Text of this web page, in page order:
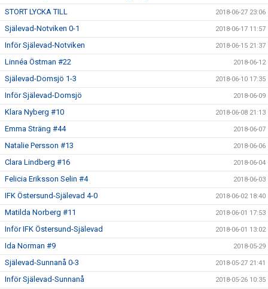
STORT LYCKA TILL 2018-06-27 23:06
Själevad-Notviken 0-1 2018-06-17 11:57
Inför Själevad-Notviken 2018-06-15 21:37
Linnéa Östman #22 2018-06-12
Själevad-Domsjö 1-3 2018-06-10 17:35
Inför Själevad-Domsjö 2018-06-09
Klara Nyberg #10 2018-06-08 21:13
Emma Sträng #44 2018-06-07
Natalie Persson #13 2018-06-06
Clara Lindberg #16 2018-06-04
Felicia Eriksson Selin #4 2018-06-03
IFK Östersund-Själevad 4-0 2018-06-02 18:40
Matilda Norberg #11 2018-06-01 17:53
Inför IFK Östersund-Själevad 2018-06-01 13:02
Ida Norman #9 2018-05-29
Själevad-Sunnanå 0-3 2018-05-27 21:41
Inför Själevad-Sunnanå 2018-05-26 10:35